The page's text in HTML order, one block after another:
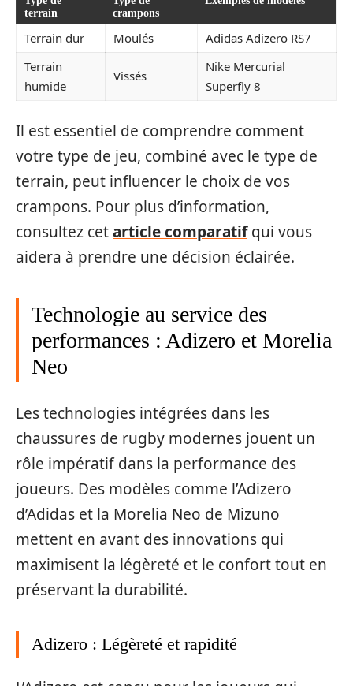
terrain
crampons
Terrain dur Moulés
Adidas Adizero RS7
Terrain
humide
Vissés
Nike Mercurial
Superfly 8
Il est essentiel de comprendre comment
votre type de jeu, combiné avec le type de
terrain, peut influencer le choix de vos
crampons. Pour plus d’information,
consultez cetarticle comparatifqui vous
aidera à prendre une décision éclairée.
Technologie au service des
performances : Adizero et Morelia
Neo
Les technologies intégrées dans les
chaussures de rugby modernes jouent un
rôle impératif dans la performance des
joueurs. Des modèles comme l’Adizero
d’Adidas et la Morelia Neo de Mizuno
mettent en avant des innovations qui
maximisent la légèreté et le confort tout en
préservant la durabilité.
Adizero : Légèreté et rapidité